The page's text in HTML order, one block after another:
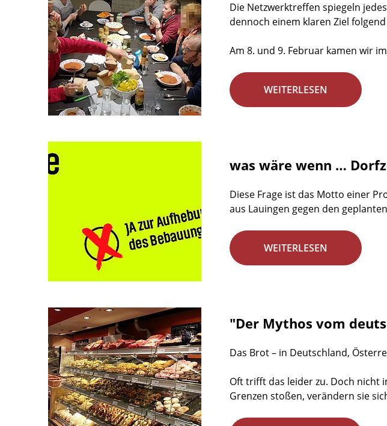
Die Netzwerktreffen spiegeln
dennoch einem klaren Ziel
Am 8. und 9. Februar kamen wir
WEITERLESEN
was wäre wenn …
Diese Frage ist das Motto einer
aus Lauingen gegen den
WEITERLESEN
"Der Mythos vom
Das Brot – in Deutschland,
Oft trifft das leider zu. Doch nicht
Grenzen stoßen, verändern sie